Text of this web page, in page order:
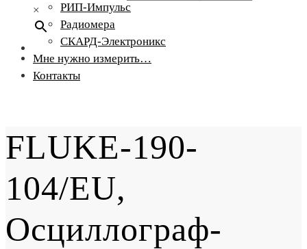
×
РИП-Импульс
Радиомера
СКАРД-Электроникс
Мне нужно измерить…
Контакты
FLUKE-190-
104/EU,
Осциллограф-